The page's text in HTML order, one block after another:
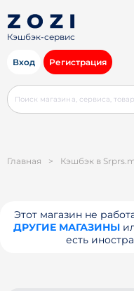
Кэшбэк-сервис
Вход Регистрация
Главная > Кэшбэк в
Этот магазин не
ДРУГИЕ МАГАЗИНЫ
есть